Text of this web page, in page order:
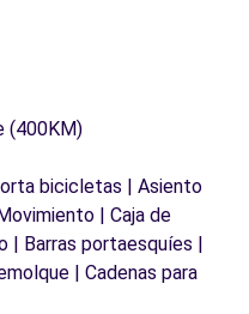
(400KM)
bicicletas | Asiento
| Caja de
| Barras portaesquíes |
| Cadenas para